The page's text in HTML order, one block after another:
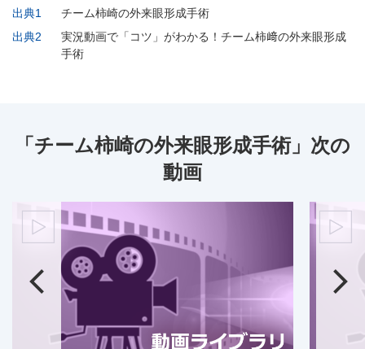
出典1
チーム柿崎の外来眼形成手術
出典2
実況動画で「コツ」がわかる！チーム柿﨑の外来眼形成
手術
「チーム柿崎の外来眼形成手術」次の
動画